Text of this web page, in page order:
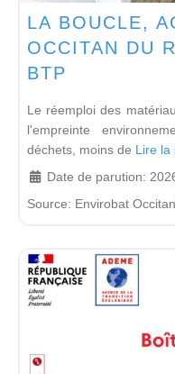
LA BOUCLE,
OCCITAN DU
BTP
Le réemploi des
l'empreinte
déchets, moins de Lire la
Date de parution:
Source: Envirobat